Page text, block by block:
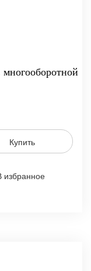
Купить
избранное